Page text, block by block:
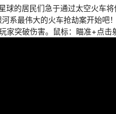
球的居民们急于通过太空火车
系最伟大的火车抢劫案开始吧
突破伤害。鼠标：瞄准+点击